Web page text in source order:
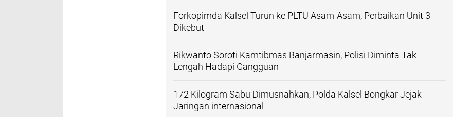
Forkopimda Kalsel Turun ke PLTU Asam-Asam, Perbaikan Unit 3
Dikebut
Rikwanto Soroti Kamtibmas Banjarmasin, Polisi Diminta Tak
Lengah Hadapi Gangguan
172 Kilogram Sabu Dimusnahkan, Polda Kalsel Bongkar Jejak
Jaringan internasional